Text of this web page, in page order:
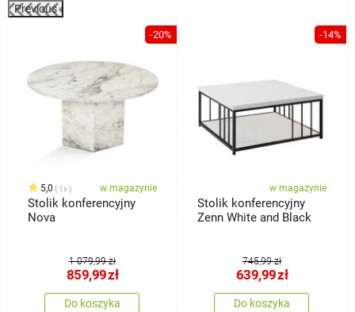
Previous
-20%
5,0 1x w magazynie
Stolik konferencyjny
Nova
1 079,99 zł
859,99zł
Do koszyka
-14%
w magazynie
Stolik konferencyjny
Zenn White and Black
745,99 zł
639,99zł
Do koszyka